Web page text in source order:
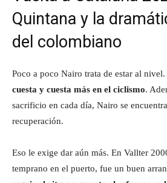
Quintana y la
del colombiano
Poco a poco Nairo trata de estar al nivel.
cuesta y cuesta más en el ciclismo.
sacrificio en cada día, Nairo se
recuperación.
Eso le exige dar aún más. En Vallter
temprano en el puerto, fue un buen